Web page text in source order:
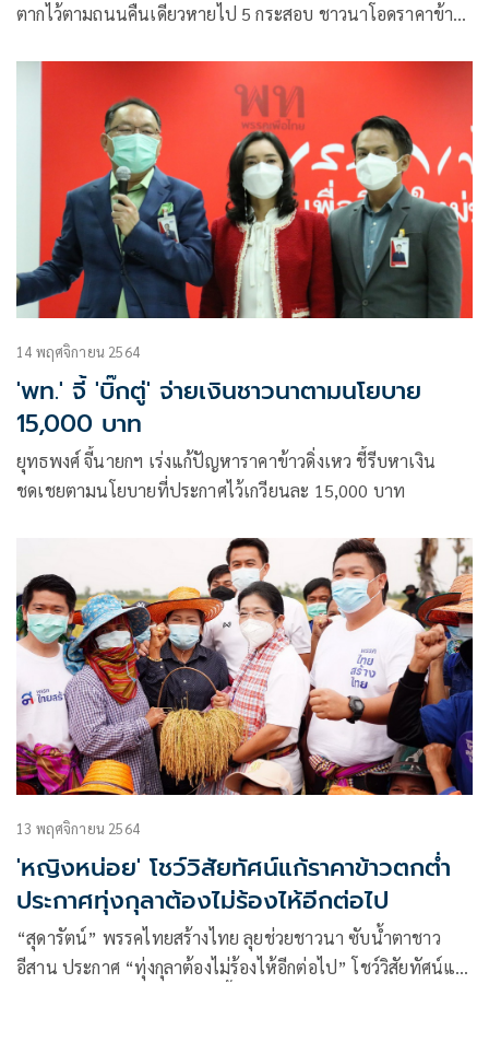
ตากไว้ตามถนนคืนเดียวหายไป 5 กระสอบ ชาวนาโอดราคาข้าว
14 พฤศจิกายน 2564
'พท.' จี้ 'บิ๊กตู่' จ่ายเงินชาวนาตามนโยบาย
15,000 บาท
ยุทธพงศ์ จี้นายกฯ เร่งแก้ปัญหาราคาข้าวดิ่งเหว ชี้รีบหาเงิน
ชดเชยตามนโยบายที่ประกาศไว้เกวียนละ 15,000 บาท
13 พฤศจิกายน 2564
'หญิงหน่อย' โชว์วิสัยทัศน์แก้ราคาข้าวตกต่ำ
ประกาศทุ่งกุลาต้องไม่ร้องไห้อีกต่อไป
“สุดารัตน์” พรรคไทยสร้างไทย ลุยช่วยชาวนา ซับน้ำตาชาว
อีสาน ประกาศ “ทุ่งกุลาต้องไม่ร้องไห้อีกต่อไป” โชว์วิสัยทัศน์แก้